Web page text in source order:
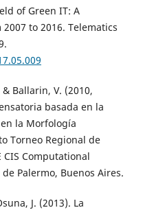
of Green IT: A
to 2016. Telematics
Ballarin, V. (2010,
basada en la
la Morfología
Torneo Regional de
Computational
Palermo, Buenos Aires.
J. (2013). La